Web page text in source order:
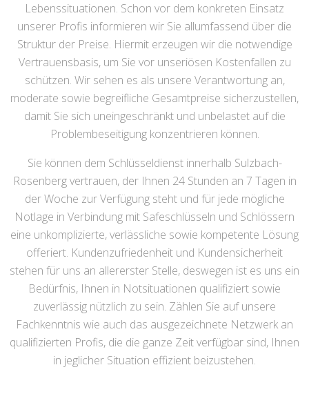
Lebenssituationen. Schon vor dem konkreten Einsatz
unserer Profis informieren wir Sie allumfassend über die
Struktur der Preise. Hiermit erzeugen wir die notwendige
Vertrauensbasis, um Sie vor unseriösen Kostenfallen zu
schützen. Wir sehen es als unsere Verantwortung an,
moderate sowie begreifliche Gesamtpreise sicherzustellen,
damit Sie sich uneingeschränkt und unbelastet auf die
Problembeseitigung konzentrieren können.
Sie können dem Schlüsseldienst innerhalb Sulzbach-
Rosenberg vertrauen, der Ihnen 24 Stunden an 7 Tagen in
der Woche zur Verfügung steht und für jede mögliche
Notlage in Verbindung mit Safeschlüsseln und Schlössern
eine unkomplizierte, verlässliche sowie kompetente Lösung
offeriert. Kundenzufriedenheit und Kundensicherheit
stehen für uns an allererster Stelle, deswegen ist es uns ein
Bedürfnis, Ihnen in Notsituationen qualifiziert sowie
zuverlässig nützlich zu sein. Zählen Sie auf unsere
Fachkenntnis wie auch das ausgezeichnete Netzwerk an
qualifizierten Profis, die die ganze Zeit verfügbar sind, Ihnen
in jeglicher Situation effizient beizustehen.